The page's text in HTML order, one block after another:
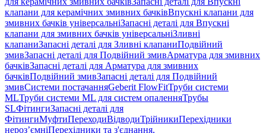
клапани для керамічних змивних бачківВпускні клапани для
змивних бачків універсальніЗапасні деталі для Впускні
клапани для змивних бачків універсальніЗливні
клапаниЗапасні деталі для Зливні клапаниПодвійний
змивЗапасні деталі для Подвійний змивАрматура для змивних
бачкiвЗапасні деталі для Арматура для змивних
бачкiвПодвійний змивЗапасні деталі для Подвійний
змивСистеми постачанняGeberit FlowFitТруби системи
MLТруби системи ML для систем опаленняТрубы
SLФітингиЗапасні деталі для
ФітингиМуфтиПереходиВідводиТрійникиПерехідники
нероз’ємніПерехідники та з'єднання,